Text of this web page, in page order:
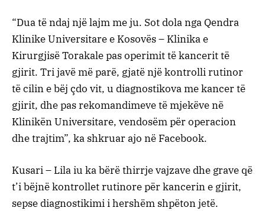
“Dua të ndaj një lajm me ju. Sot dola nga Qendra
Klinike Universitare e Kosovës – Klinika e
Kirurgjisë Torakale pas operimit të kancerit të
gjirit. Tri javë më parë, gjatë një kontrolli rutinor
të cilin e bëj çdo vit, u diagnostikova me kancer të
gjirit, dhe pas rekomandimeve të mjekëve në
Klinikën Universitare, vendosëm për operacion
dhe trajtim”, ka shkruar ajo në Facebook.
Kusari – Lila iu ka bërë thirrje vajzave dhe grave që
t’i bëjnë kontrollet rutinore për kancerin e gjirit,
sepse diagnostikimi i hershëm shpëton jetë.